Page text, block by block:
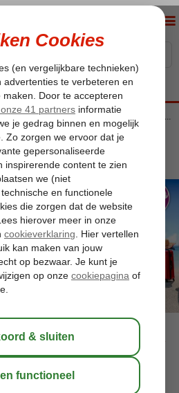
Puerto del Carmen Fly & Go Beatriz Playa & Spa
& Spa
-Hotel
Cor